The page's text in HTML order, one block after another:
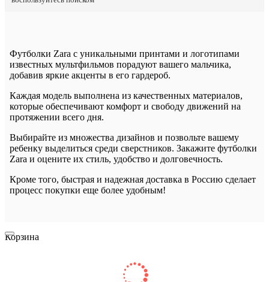
Футболки Zara с уникальными принтами и логотипами
известных мультфильмов порадуют вашего мальчика,
добавив яркие акценты в его гардероб.
Каждая модель выполнена из качественных материалов,
которые обеспечивают комфорт и свободу движений на
протяжении всего дня.
Выбирайте из множества дизайнов и позвольте вашему
ребенку выделиться среди сверстников. Закажите футболки
Zara и оцените их стиль, удобство и долговечность.
Кроме того, быстрая и надежная доставка в Россию сделает
процесс покупки еще более удобным!
Корзина